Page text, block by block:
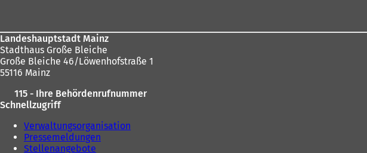
Landeshauptstadt Mainz
Stadthaus Große Bleiche
Große Bleiche 46/Löwenhofstraße 1
55116 Mainz
115 - Ihre Behördenrufnummer
Schnellzugriff
Verwaltungsorganisation
Pressemeldungen
Stellenangebote